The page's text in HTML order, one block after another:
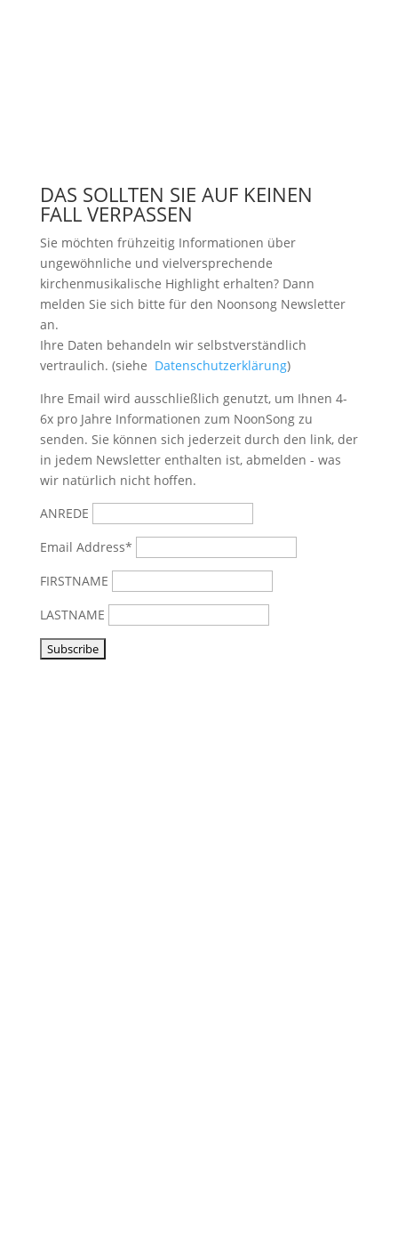
DAS SOLLTEN SIE AUF KEINEN
FALL VERPASSEN
Sie möchten frühzeitig Informationen über
ungewöhnliche und vielversprechende
kirchenmusikalische Highlight erhalten? Dann
melden Sie sich bitte für den Noonsong Newsletter
an.
Ihre Daten behandeln wir selbstverständlich
vertraulich. (siehe Datenschutzerklärung)
Ihre Email wird ausschließlich genutzt, um Ihnen 4-
6x pro Jahre Informationen zum NoonSong zu
senden. Sie können sich jederzeit durch den link, der
in jedem Newsletter enthalten ist, abmelden - was
wir natürlich nicht hoffen.
ANREDE
Email Address*
FIRSTNAME
LASTNAME